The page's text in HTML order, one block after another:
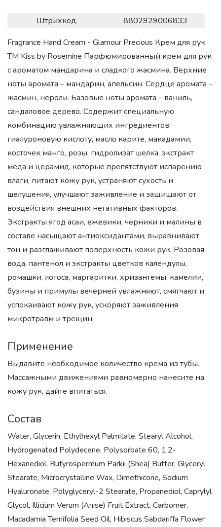
Штрихкод.
8802929006833
Fragrance Hand Cream - Glamour Precious Крем для рук
ТМ Kiss by Rosemine Парфюмированный крем для рук
с ароматом мандарина и сладкого жасмина. Верхние
ноты аромата – мандарин, апельсин. Сердце аромата –
жасмин, нероли. Базовые ноты аромата – ваниль,
сандаловое дерево. Содержит специальную
комбинацию увлажняющих ингредиентов:
гиалуроновую кислоту, масло карите, макадамии,
косточек манго, розы, гидролизат шелка, экстракт
меда и церамид, которые препятствуют испарению
влаги, питают кожу рук, устраняют сухость и
шелушения, улучшают заживление и защищают от
воздействия внешних негативных факторов.
Экстракты ягод асаи, ежевики, черники и малины в
составе насыщают антиоксидантами, выравнивают
тон и разглаживают поверхность кожи рук. Розовая
вода, пантенол и экстракты цветков календулы,
ромашки, лотоса, маргаритки, хризантемы, камелии,
бузины и примулы вечерней увлажняют, смягчают и
успокаивают кожу рук, ускоряют заживления
микротравм и трещин.
Применение
Выдавите необходимое количество крема из тубы.
Массажными движениями равномерно нанесите на
кожу рук, дайте впитаться.
Состав
Water, Glycerin, Ethylhexyl Palmitate, Stearyl Alcohol,
Hydrogenated Polydecene, Polysorbate 60, 1,2-
Hexanediol, Butyrospermum Parkii (Shea) Butter, Glyceryl
Stearate, Microcrystalline Wax, Dimethicone, Sodium
Hyaluronate, Polyglyceryl-2 Stearate, Propanediol, Caprylyl
Glycol, Illicium Verum (Anise) Fruit Extract, Carbomer,
Macadamia Ternifolia Seed Oil, Hibiscus Sabdariffa Flower